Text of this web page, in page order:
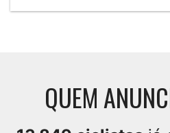
QUEM